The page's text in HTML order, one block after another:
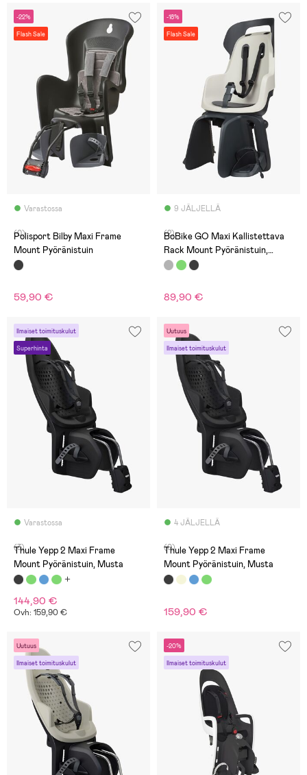
-22%
Flash Sale
Varastossa
(0)
Polisport Bilby Maxi Frame
Mount Pyöränistuin
59,90 €
-18%
Flash Sale
9 JÄLJELLÄ
(2)
BoBike GO Maxi Kallistettava
Rack Mount Pyöränistuin,
Vanilla Cup Cake
89,90 €
Ilmaiset toimituskulut
Superhinta
Varastossa
(3)
Thule Yepp 2 Maxi Frame
Mount Pyöränistuin, Musta
144,90 €
Ovh: 159,90 €
Uutuus
Ilmaiset toimituskulut
4 JÄLJELLÄ
(0)
Thule Yepp 2 Maxi Frame
Mount Pyöränistuin, Musta
159,90 €
Uutuus
Ilmaiset toimituskulut
-20%
Ilmaiset toimituskulut